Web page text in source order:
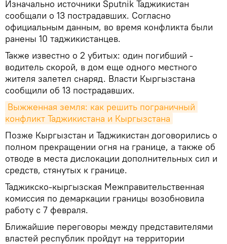
Изначально источники Sputnik Таджикистан
сообщали о 13 пострадавших. Согласно
официальным данным, во время конфликта были
ранены 10 таджикистанцев.
Также известно о 2 убитых: один погибший -
водитель скорой, в дом еще одного местного
жителя залетел снаряд. Власти Кыргызстана
сообщили об 13 пострадавших.
Выжженная земля: как решить пограничный
конфликт Таджикистана и Кыргызстана
Позже Кыргызстан и Таджикистан договорились о
полном прекращении огня на границе, а также об
отводе в места дислокации дополнительных сил и
средств, стянутых к границе.
Таджикско-кыргызская Межправительственная
комиссия по демаркации границы возобновила
работу с 7 февраля.
Ближайшие переговоры между представителями
властей республик пройдут на территории